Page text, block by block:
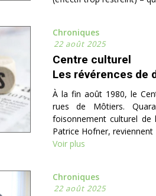
Chroniques
22 août 2025
Centre culturel
Les révérences de
À la fin août 1980, le
rues de Môtiers.
foisonnement culturel de
Patrice Hofner,
Voir plus
Chroniques
22 août 2025